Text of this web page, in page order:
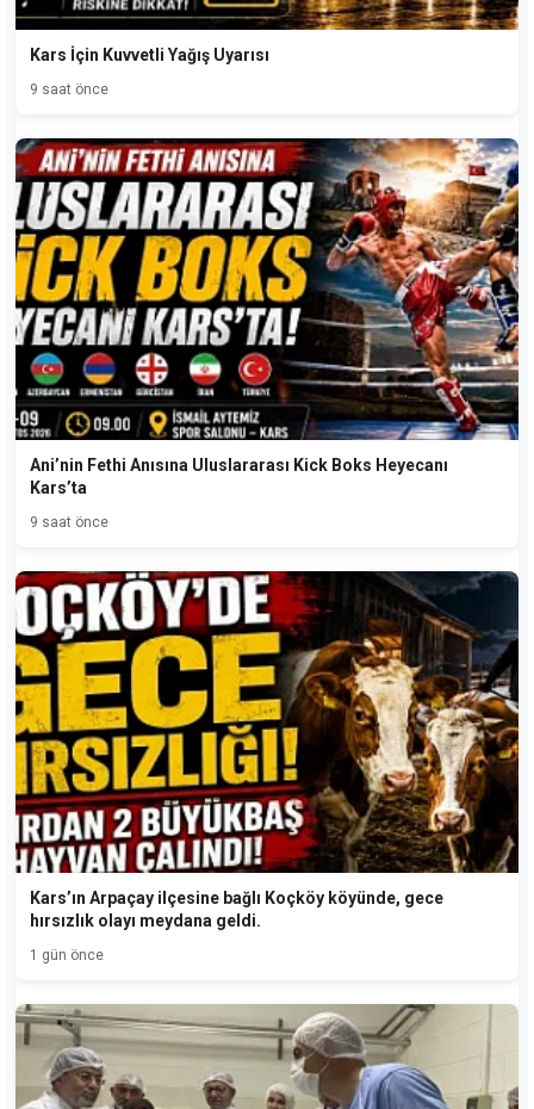
Kars İçin Kuvvetli Yağış Uyarısı
9 saat önce
Ani’nin Fethi Anısına Uluslararası Kick Boks Heyecanı
Kars’ta
9 saat önce
Kars’ın Arpaçay ilçesine bağlı Koçköy köyünde, gece
hırsızlık olayı meydana geldi.
1 gün önce